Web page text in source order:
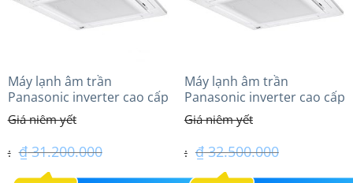
Máy lạnh âm trần
Panasonic inverter cao cấp
(2.5Hp) S-1821PU3HA/U-
21PRH1H5
₫31.200.000
Máy lạnh âm trần
Panasonic inverter cao cấp
(3.0Hp) S-2430PU3HA/U-
24PRH1H5
₫32.500.000